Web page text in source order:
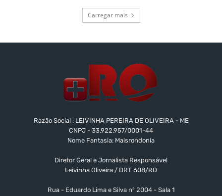
Carregar mais
Razão Social : LEIVINHA PEREIRA DE OLIVEIRA - ME
CNPJ - 33.922.957/0001-44
Nome Fantasia: Maisrondonia
Diretor Geral e Jornalista Responsável
Leivinha Oliveira / DRT 608/RO
Rua - Eduardo Lima e Silva nº 2004 - Sala 1